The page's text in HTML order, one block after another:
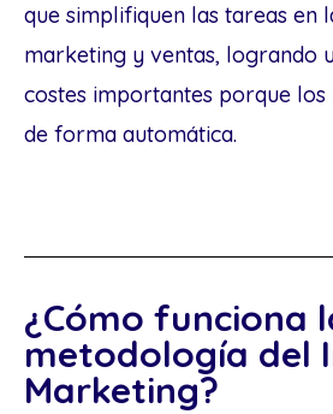
que simplifiquen las tareas en
marketing y ventas, logrando
costes importantes porque los
de forma automática.
¿Cómo funciona
metodología del
Marketing?